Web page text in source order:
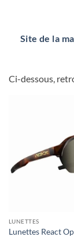
Site de la
Ci-dessous,
LUNETTES
Lunettes React